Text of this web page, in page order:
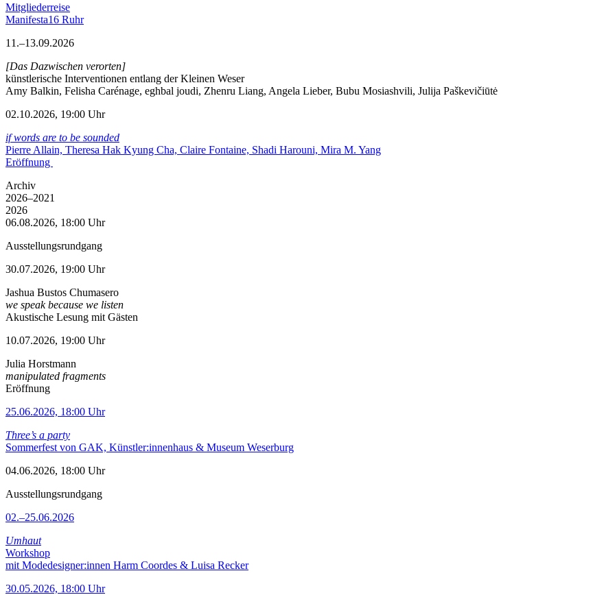
Mitgliederreise
Manifesta16 Ruhr
11.–13.09.2026
[Das Dazwischen verorten]
künstlerische Interventionen entlang der Kleinen Weser
Amy Balkin, Felisha Carénage, eghbal joudi, Zhenru Liang, Angela Lieber, Bubu Mosiashvili, Julija Paškevičiūtė
02.10.2026, 19:00 Uhr
if words are to be sounded
Pierre Allain, Theresa Hak Kyung Cha, Claire Fontaine, Shadi Harouni, Mira M. Yang
Eröffnung
Archiv
2026–2021
2026
06.08.2026, 18:00 Uhr
Ausstellungsrundgang
30.07.2026, 19:00 Uhr
Jashua Bustos Chumasero
we speak because we listen
Akustische Lesung mit Gästen
10.07.2026, 19:00 Uhr
Julia Horstmann
manipulated fragments
Eröffnung
25.06.2026, 18:00 Uhr
Three’s a party
Sommerfest von GAK, Künstler:innenhaus & Museum Weserburg
04.06.2026, 18:00 Uhr
Ausstellungsrundgang
02.–25.06.2026
Umhaut
Workshop
mit Modedesigner:innen Harm Coordes & Luisa Recker
30.05.2026, 18:00 Uhr